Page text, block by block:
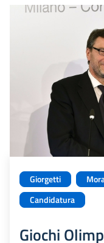
Giorgetti
Candidatura
Giochi